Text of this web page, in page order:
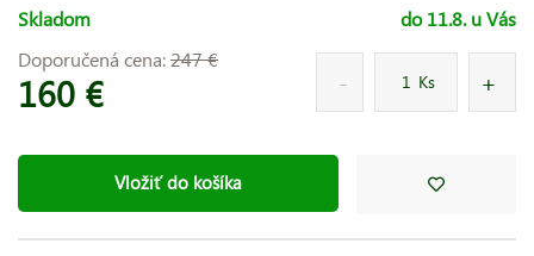
Skladom
do 11.8. u Vás
Doporučená cena:247 €
160 € Ks
Vložiť do košíka